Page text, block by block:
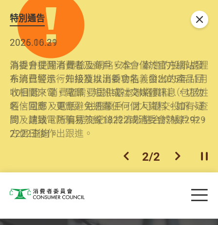
特別通告
2026.06.29
消委會提醒消費者及商戶，本會僅於官方網站發
布消費警示。如接獲以消委會名義發出的產品回
收相關來電、電郵、短訊或社交媒體訊息，切勿
輕信回應，更應避免透露任何個人資料。如有疑
問，請致電防騙易熱線18222或消委會熱線2929
2222查詢。
2025.10.31
為提升使用者體驗及網絡安全，本會的投訴處理
系統已經進行升級及推出新功能。由2025年11月
10日起，消費者需要提供基本聯絡資料（包括姓
名、電郵及電話）註冊帳戶，才可提交投訴、查
詢及建議。所有提交紀錄將清晰整合於帳戶中，
方便日後作出跟進。
上一個
2/2 下一個開
關閉
消費者委員會 目